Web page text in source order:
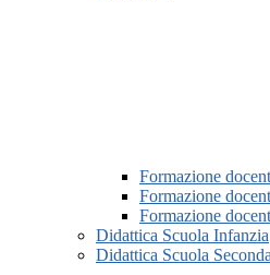
Formazione
Formazione
Formazione
Didattica Scuola Infanzia
Didattica Scuola